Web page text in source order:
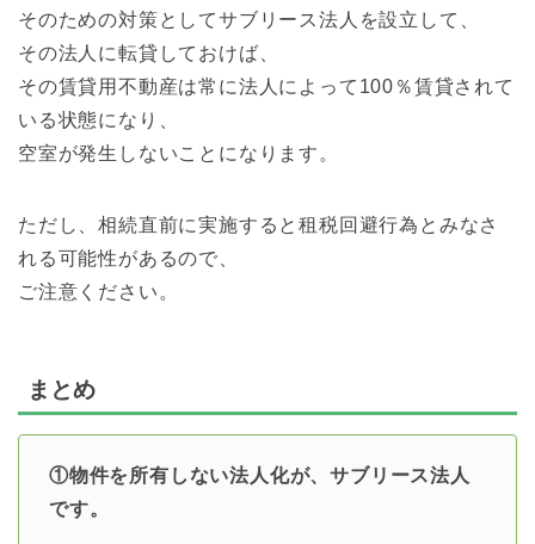
そのための対策としてサブリース法人を設立して、
その法人に転貸しておけば、
その賃貸用不動産は常に法人によって100％賃貸されて
いる状態になり、
空室が発生しないことになります。
ただし、相続直前に実施すると租税回避行為とみなさ
れる可能性があるので、
ご注意ください。
まとめ
①物件を所有しない法人化が、サブリース法人
です。